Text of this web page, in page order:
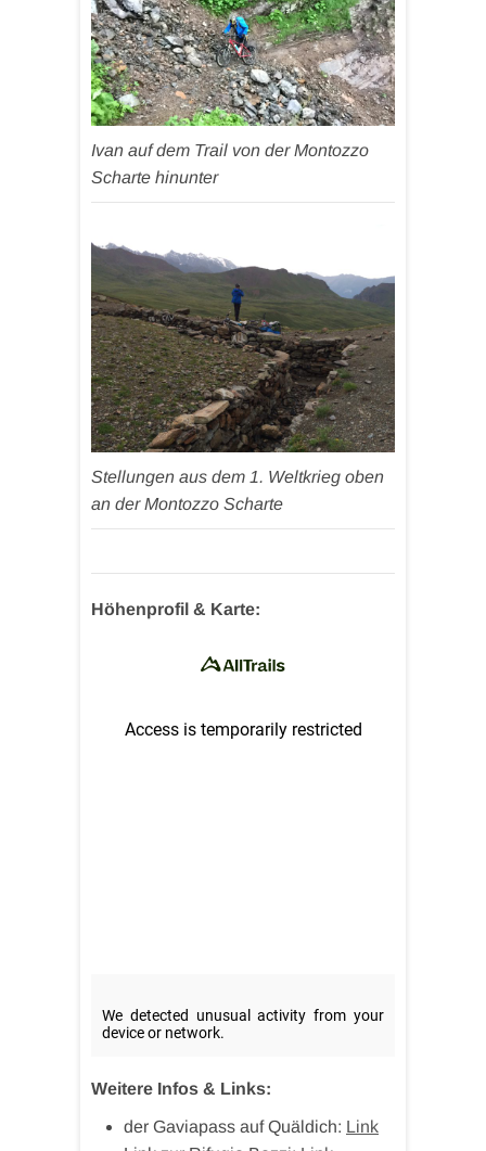
Ivan auf dem Trail von der Montozzo
Scharte hinunter
Stellungen aus dem 1. Weltkrieg oben
an der Montozzo Scharte
Höhenprofil & Karte:
Weitere Infos & Links:
der Gaviapass auf Quäldich: Link